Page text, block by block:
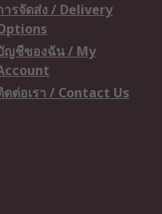
ารจัดส่ง / Delivery
ญชีของฉัน / My
ดต่อเรา / Contact Us